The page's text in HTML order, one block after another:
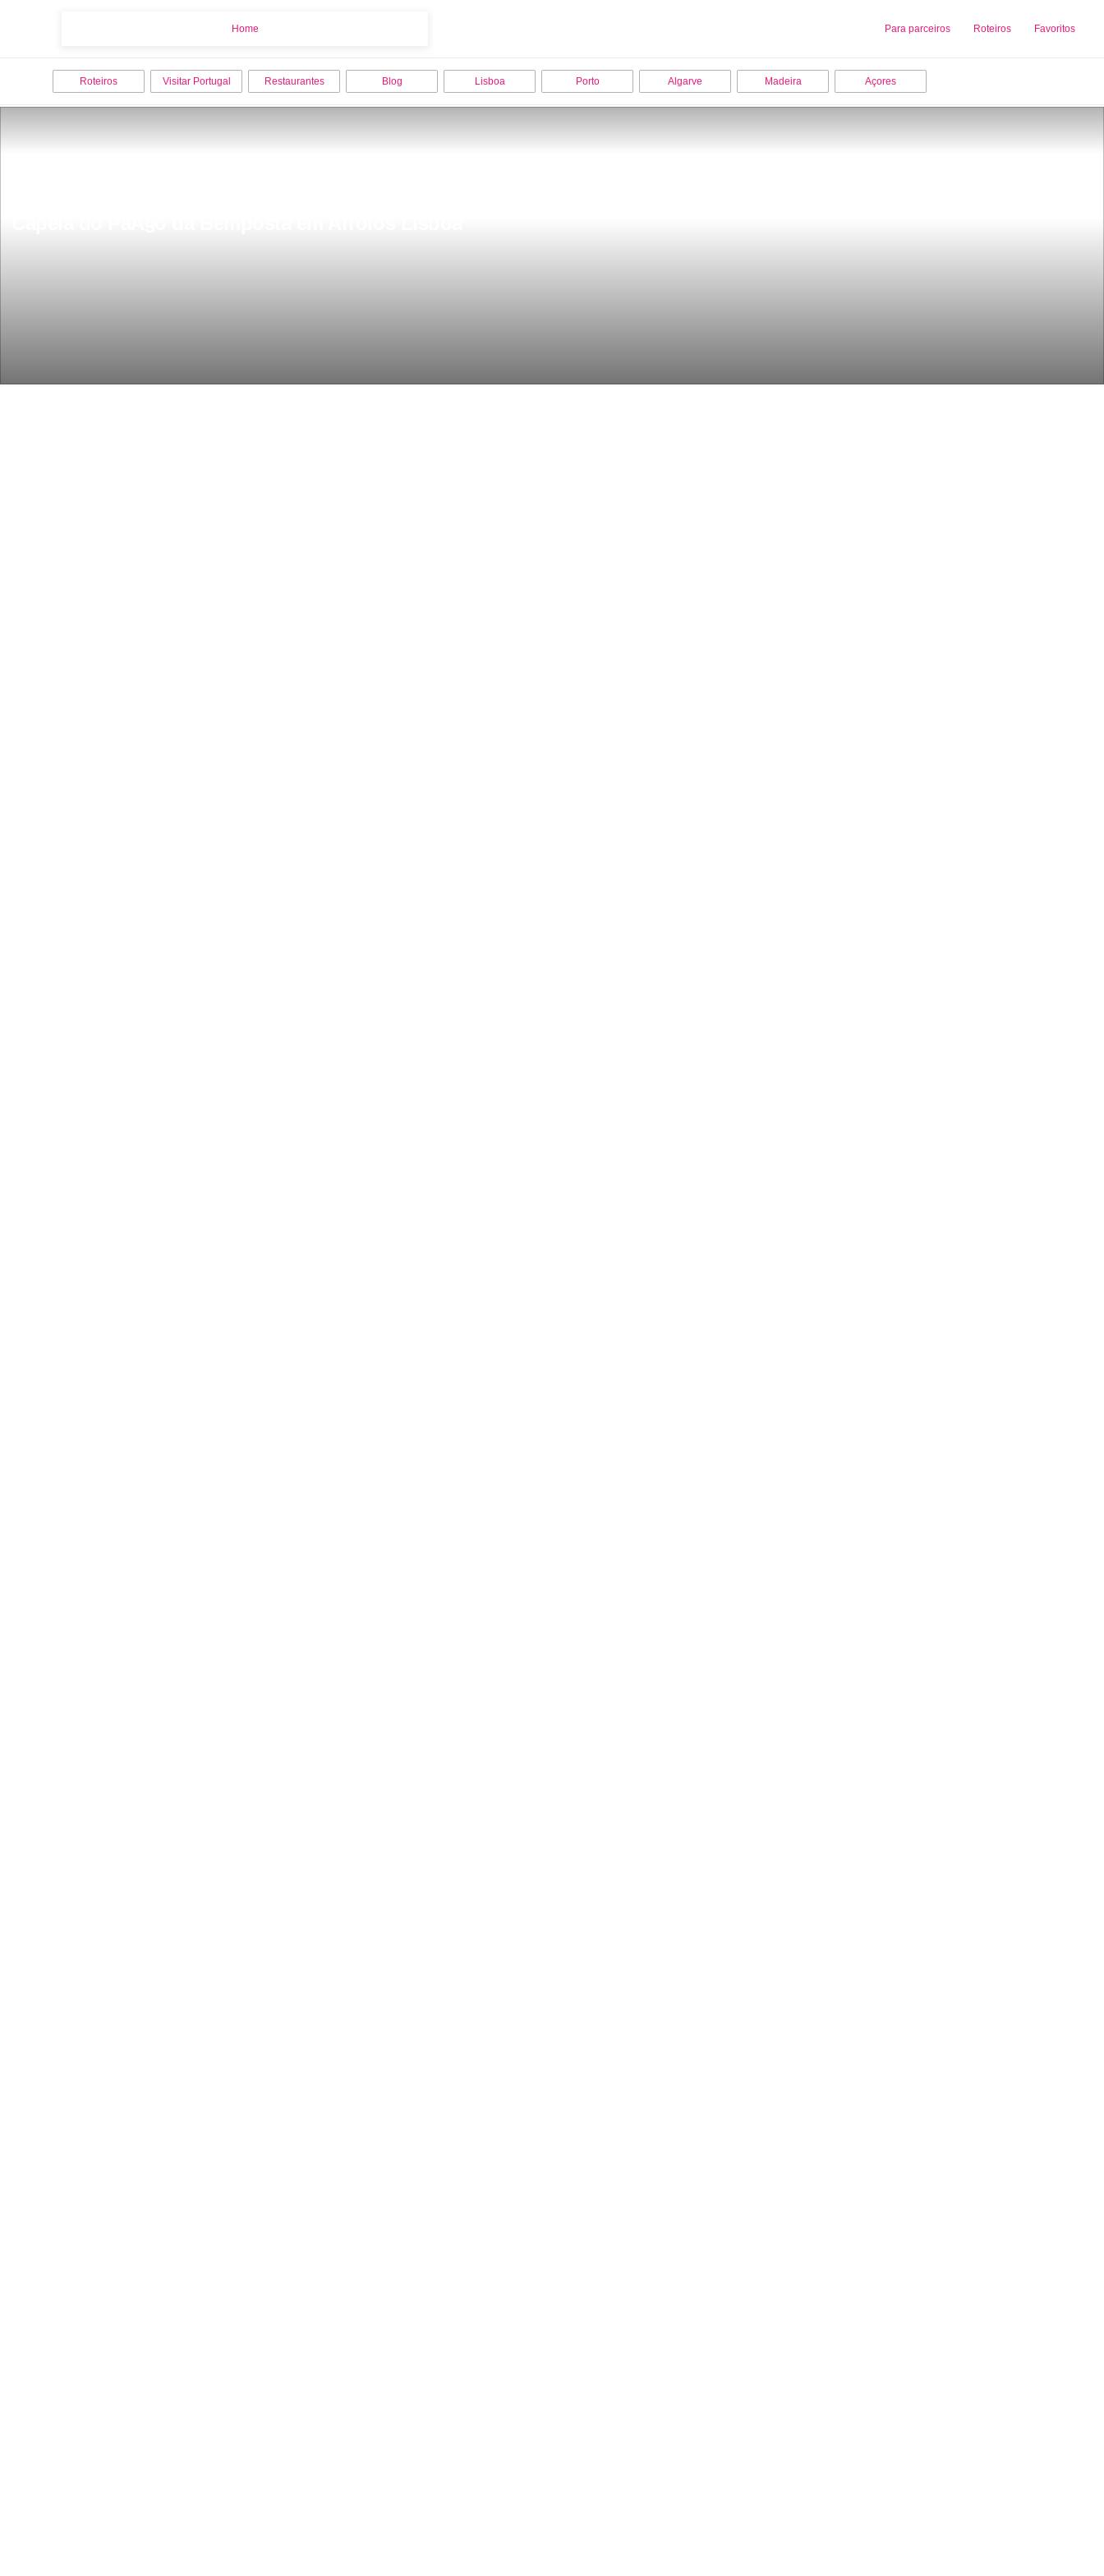
Home Para parceiros Roteiros Favoritos
Sobre nós Adicionar uma Empresa
Roteiros Visitar Portugal Restaurantes Blog Lisboa Porto Algarve Madeira Açores